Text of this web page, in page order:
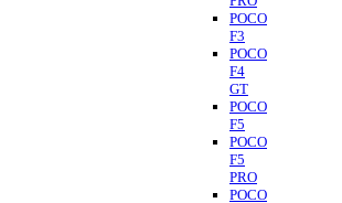
POCO
F3
POCO
F4
GT
POCO
F5
POCO
F5
PRO
POCO